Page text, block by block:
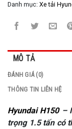
Danh mục: Xe tải
MÔ TẢ
ĐÁNH GIÁ (0)
THÔNG TIN LIÊN HỆ
Hyundai H150–
trọng 1.5 tấn có